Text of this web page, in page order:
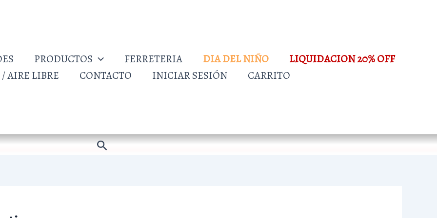
PRODUCTOS FERRETERIA DIA DEL NIÑO
LIQUIDACION 20% OFF
AIRE LIBRE
CONTACTO INICIAR SESIÓN CARRITO
Buscar